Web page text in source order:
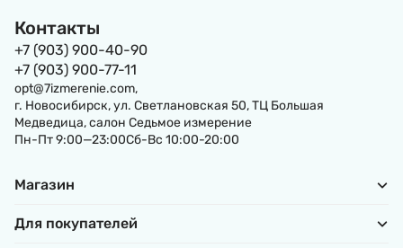
Контакты
+7 (903) 900-40-90
+7 (903) 900-77-11
opt@7izmerenie.com,
г. Новосибирск, ул. Светлановская 50, ТЦ Большая
Медведица, салон Седьмое измерение
Пн-Пт 9:00—23:00Сб-Вс 10:00-20:00
Магазин
Для покупателей